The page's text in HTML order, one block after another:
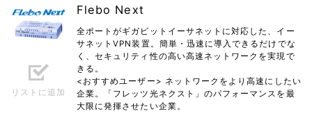
リストに追加
Flebo Next
全ポートがギガビットイーサネットに対応した、イー
サネットVPN装置。簡単・迅速に導入できるだけでな
く、セキュリティ性の高い高速ネットワークを実現で
きる。
<おすすめユーザー> ネットワークをより高速にしたい
企業。「フレッツ光ネクスト」のパフォーマンスを最
大限に発揮させたい企業。